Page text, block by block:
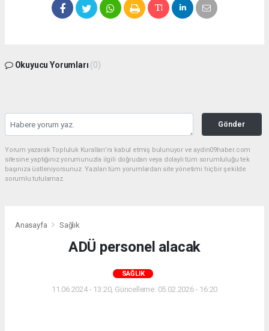
Okuyucu Yorumları (0)
Gönder
Yorum yazarak Topluluk Kuralları’nı kabul etmiş bulunuyor ve aydin09haber.com
sitesine yaptığınız yorumunuzla ilgili doğrudan veya dolaylı tüm sorumluluğu tek
başınıza üstleniyorsunuz. Yazılan tüm yorumlardan site yönetimi hiçbir şekilde
sorumlu tutulamaz.
Anasayfa Sağlık
ADÜ personel alacak
SAĞLIK
11.06.2024 - 13:20, Güncelleme: 05.02.2026 - 16:20